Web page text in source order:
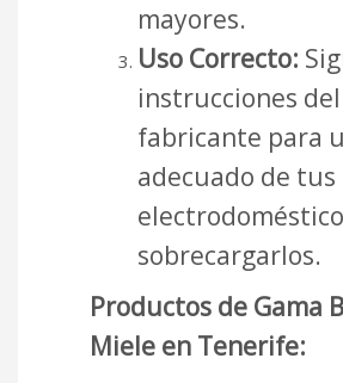
mayores.
Uso Correcto:
instrucciones del
fabricante para
adecuado de tus
sobrecargarlos.
Productos de Gama
Miele en Tenerife: